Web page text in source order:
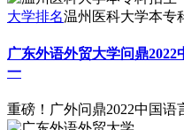
大学排名温州医科大学本专
广东外语外贸大学问鼎
一
重磅！广外问鼎2022中国